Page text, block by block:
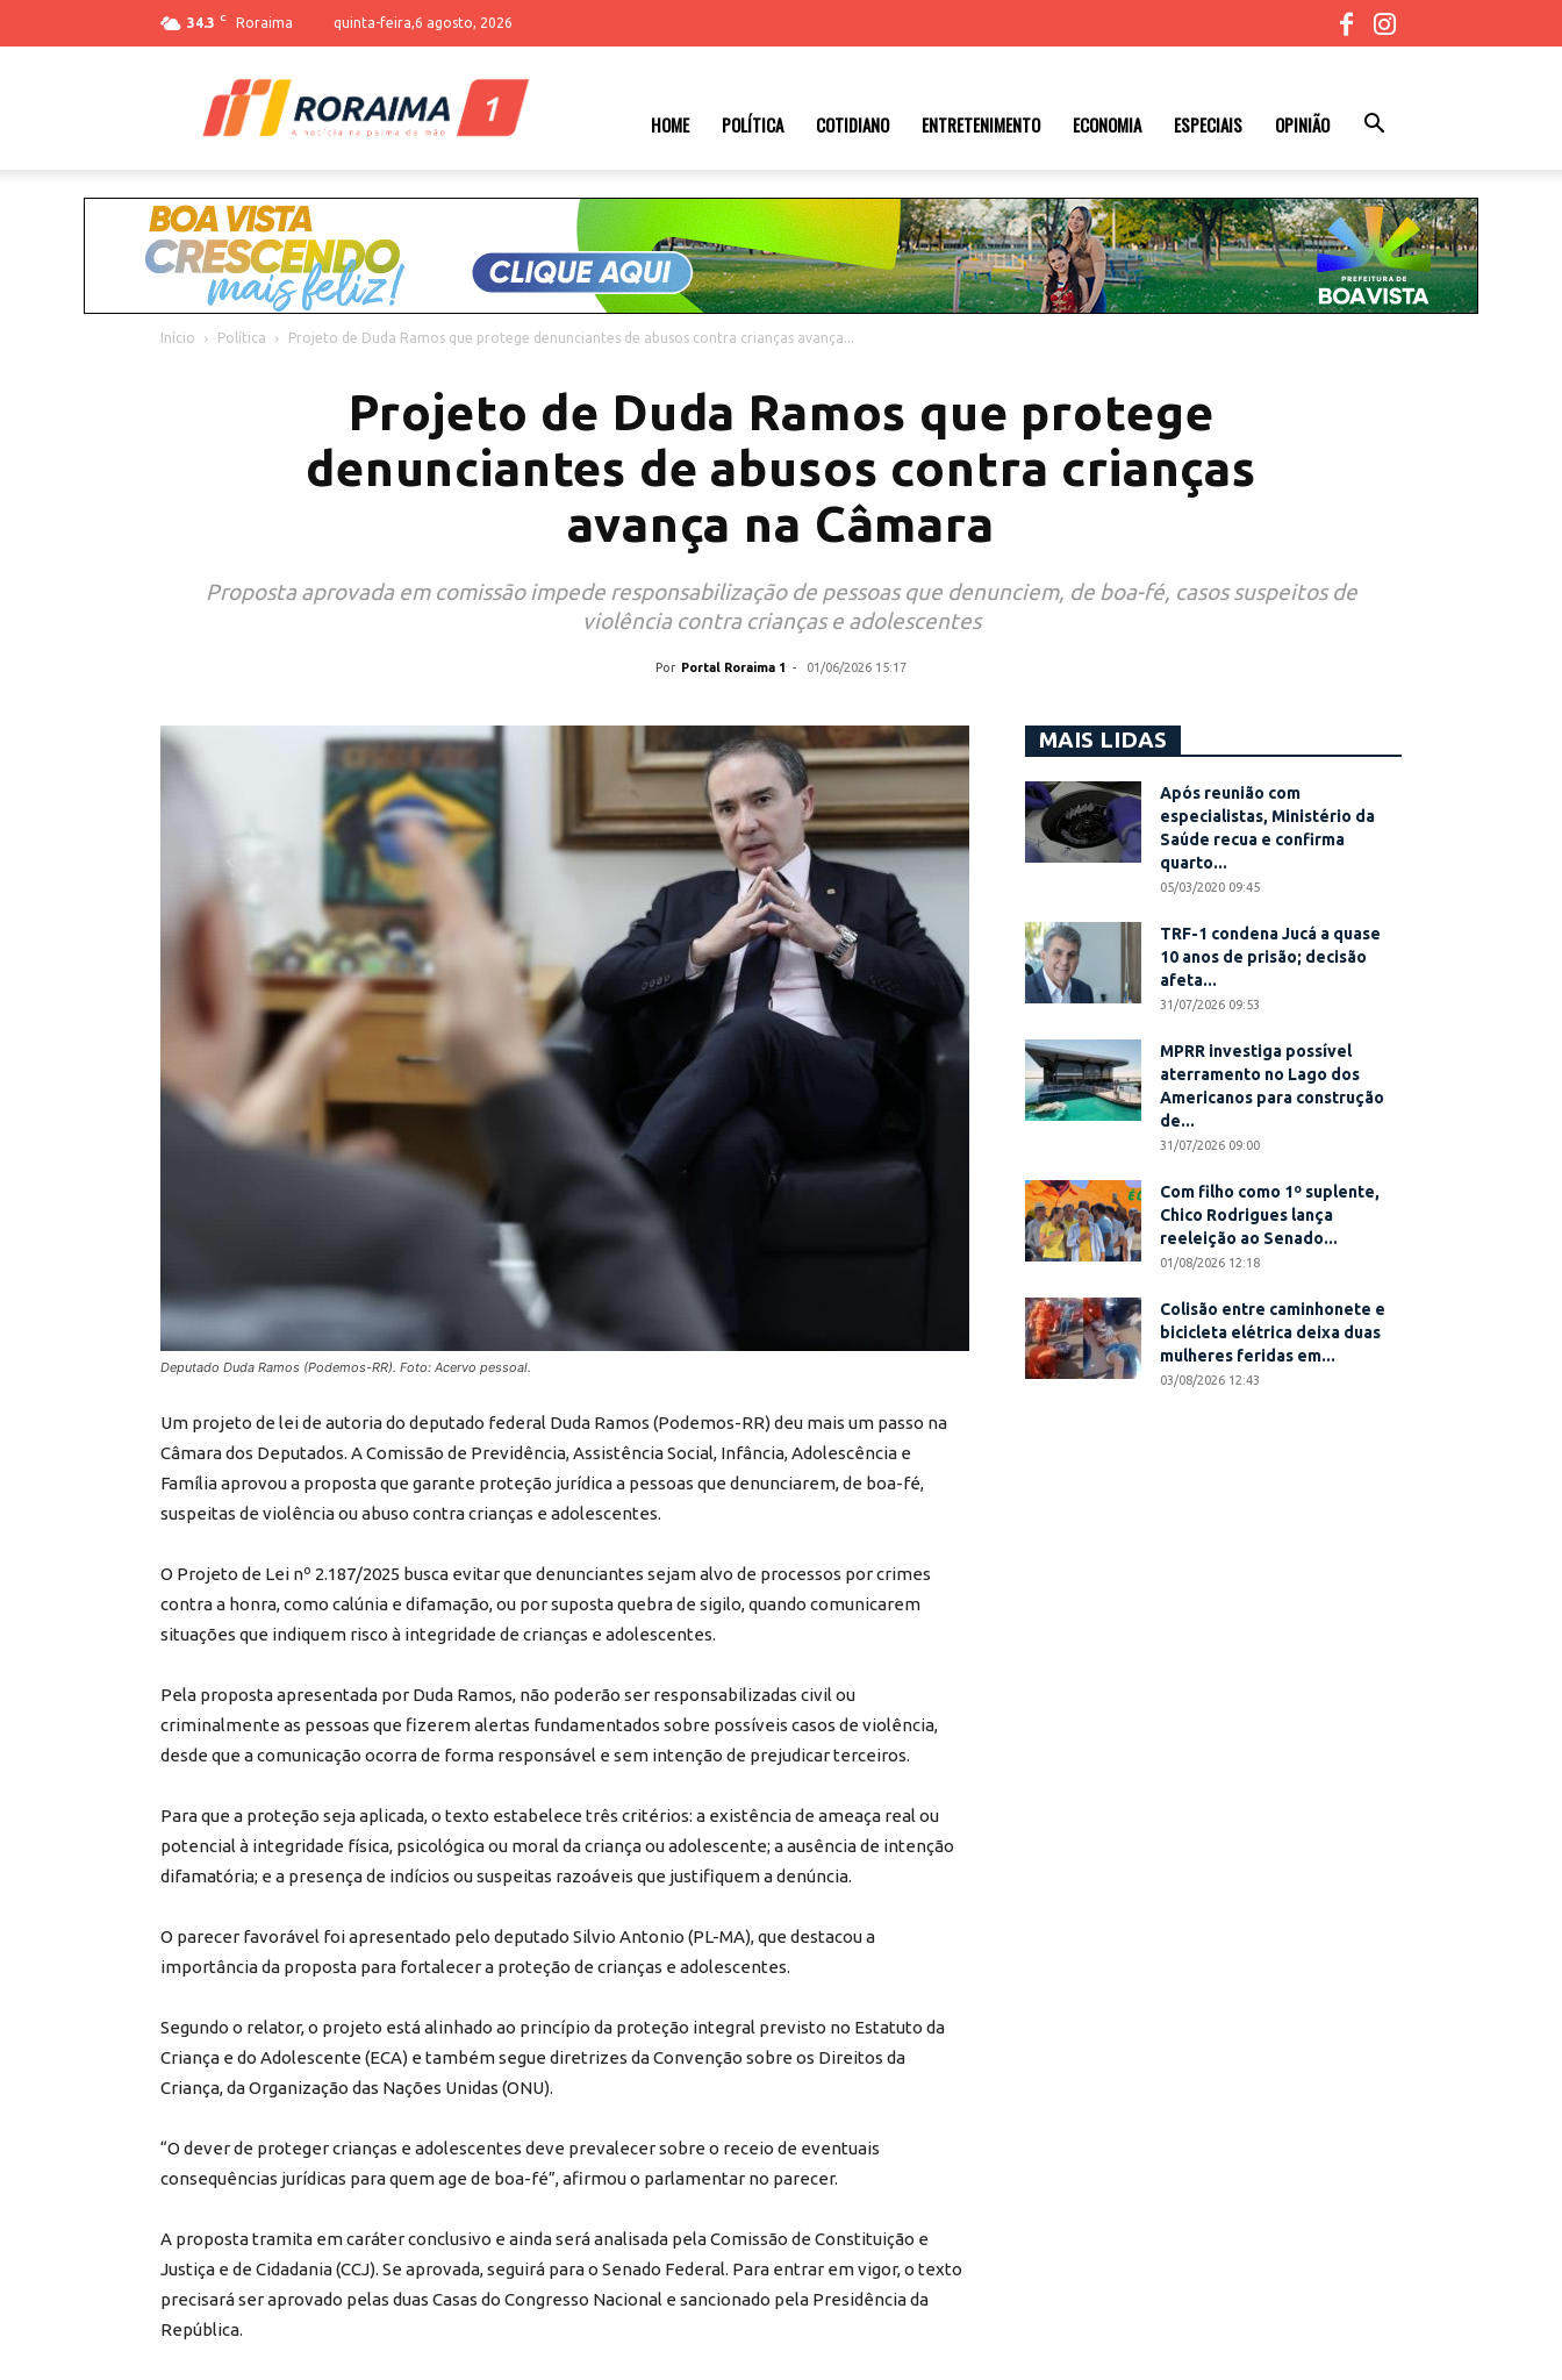
34.3 C Roraima quinta-feira,6 agosto, 2026
HOME POLÍTICA COTIDIANO ENTRETENIMENTO ECONOMIA ESPECIAIS OPINIÃO
Início Política Projeto de Duda Ramos que protege denunciantes de abusos contra crianças avança...
Projeto de Duda Ramos que protege
denunciantes de abusos contra crianças
avança na Câmara
Proposta aprovada em comissão impede responsabilização de pessoas que denunciem, de boa-fé, casos suspeitos de
violência contra crianças e adolescentes
Por Portal Roraima 1 - 01/06/2026 15:17
Deputado Duda Ramos (Podemos-RR). Foto: Acervo pessoal.
Um projeto de lei de autoria do deputado federal Duda Ramos (Podemos-RR) deu mais um passo na
Câmara dos Deputados. A Comissão de Previdência, Assistência Social, Infância, Adolescência e
Família aprovou a proposta que garante proteção jurídica a pessoas que denunciarem, de boa-fé,
suspeitas de violência ou abuso contra crianças e adolescentes.
O Projeto de Lei nº 2.187/2025 busca evitar que denunciantes sejam alvo de processos por crimes
contra a honra, como calúnia e difamação, ou por suposta quebra de sigilo, quando comunicarem
situações que indiquem risco à integridade de crianças e adolescentes.
Pela proposta apresentada por Duda Ramos, não poderão ser responsabilizadas civil ou
criminalmente as pessoas que fizerem alertas fundamentados sobre possíveis casos de violência,
desde que a comunicação ocorra de forma responsável e sem intenção de prejudicar terceiros.
Para que a proteção seja aplicada, o texto estabelece três critérios: a existência de ameaça real ou
potencial à integridade física, psicológica ou moral da criança ou adolescente; a ausência de intenção
difamatória; e a presença de indícios ou suspeitas razoáveis que justifiquem a denúncia.
O parecer favorável foi apresentado pelo deputado Silvio Antonio (PL-MA), que destacou a
importância da proposta para fortalecer a proteção de crianças e adolescentes.
Segundo o relator, o projeto está alinhado ao princípio da proteção integral previsto no Estatuto da
Criança e do Adolescente (ECA) e também segue diretrizes da Convenção sobre os Direitos da
Criança, da Organização das Nações Unidas (ONU).
“O dever de proteger crianças e adolescentes deve prevalecer sobre o receio de eventuais
consequências jurídicas para quem age de boa-fé”, afirmou o parlamentar no parecer.
A proposta tramita em caráter conclusivo e ainda será analisada pela Comissão de Constituição e
Justiça e de Cidadania (CCJ). Se aprovada, seguirá para o Senado Federal. Para entrar em vigor, o texto
precisará ser aprovado pelas duas Casas do Congresso Nacional e sancionado pela Presidência da
República.
MAIS LIDAS
Após reunião com
especialistas, Ministério da
Saúde recua e confirma
quarto...
05/03/2020 09:45
TRF-1 condena Jucá a quase
10 anos de prisão; decisão
afeta...
31/07/2026 09:53
MPRR investiga possível
aterramento no Lago dos
Americanos para construção
de...
31/07/2026 09:00
Com filho como 1º suplente,
Chico Rodrigues lança
reeleição ao Senado...
01/08/2026 12:18
Colisão entre caminhonete e
bicicleta elétrica deixa duas
mulheres feridas em...
03/08/2026 12:43